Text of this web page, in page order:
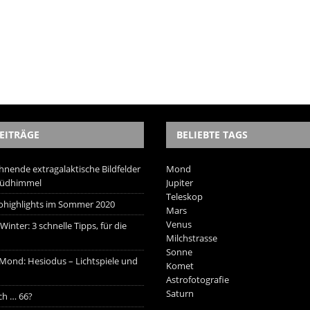
extragalaktische Bildfelder
im Sommer 2020
3 schnelle Tipps, für die
Hesiodus – Lichtspiele und
… 66?
BELIEBTE TAGS
Mond
Jupiter
Teleskop
Mars
Venus
Milchstrasse
Sonne
Komet
Astrofotografie
Saturn